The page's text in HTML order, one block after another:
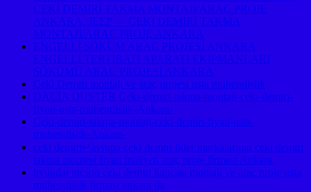
ÇEKİ DEMİRİ TAKMA MONTAJI/ARAÇ PROJE
ANKARA, JEEP ⇔ ÇEKİ DEMİRİ TAKMA
MONTAJI/ARAÇ PROJE ANKARA
ENGELLİ SÖKÜM ARAÇ PROJESİ ANKARA
ENGELLİ TERTİBATI APARATI EKİPMANLARI
SÖKÜMÜ ARAÇ PROJESİ ANKARA
Çeki Demiri montajı ve araç projesi usta mühendislik
DACİA DUSTER Ceki-demiri-takma-montaji-ceki-demiri-
fiyati-usta-muhendislik-Ankara-
Ceki-demiri-takma-montaji-ceki-demiri-fiyati-usta-
muhendislik-Ankara-
çeki demiri↵avrupa çeki demiri lider markalarının çeki demiri
takma montesi fiyatı maliyeti araç proje firması Ankara,
hyundai tucson çeki demiri kancası montajı ve araç proje usta
mühendislik firması ankara da